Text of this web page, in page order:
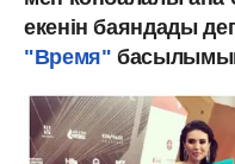
екенін баяндады
"Время"